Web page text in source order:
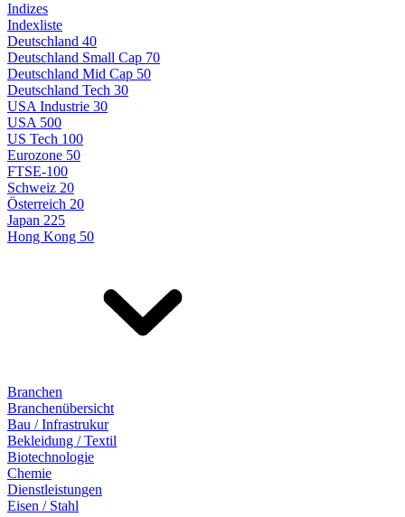
Indizes
Indexliste
Deutschland 40
Deutschland Small Cap 70
Deutschland Mid Cap 50
Deutschland Tech 30
USA Industrie 30
USA 500
US Tech 100
Eurozone 50
FTSE-100
Schweiz 20
Österreich 20
Japan 225
Hong Kong 50
Branchen
Branchenübersicht
Bau / Infrastrukur
Bekleidung / Textil
Biotechnologie
Chemie
Dienstleistungen
Eisen / Stahl